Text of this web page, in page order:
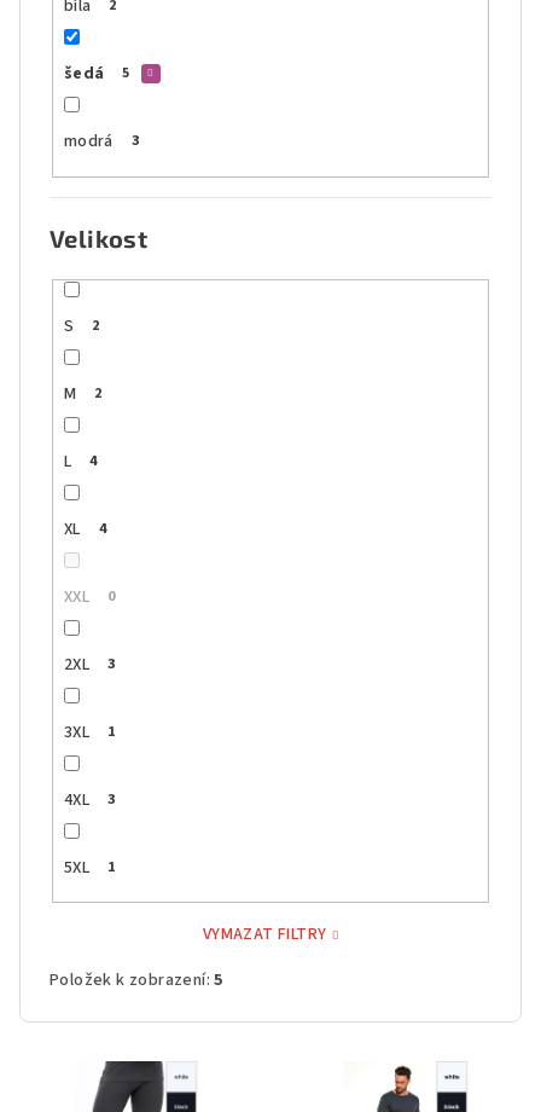
bíla 2
šedá 5
modrá 3
Velikost
S 2
M 2
L 4
XL 4
XXL 0
2XL 3
3XL 1
4XL 3
5XL 1
VYMAZAT FILTRY
Položek k zobrazení:5